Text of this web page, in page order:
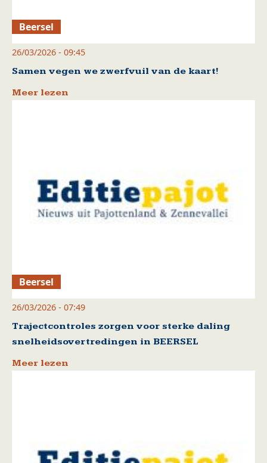
Beersel
26/03/2026 - 09:45
Samen vegen we zwerfvuil van de kaart!
Meer lezen
Beersel
26/03/2026 - 07:49
Trajectcontroles zorgen voor sterke daling
snelheidsovertredingen in BEERSEL
Meer lezen